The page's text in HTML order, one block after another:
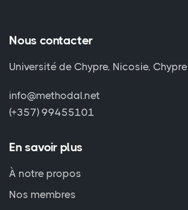
Nous contacter
Université de Chypre, Nicosie, Chypre
info@methodal.net
(+357) 99455101
En savoir plus
À notre propos
Nos membres